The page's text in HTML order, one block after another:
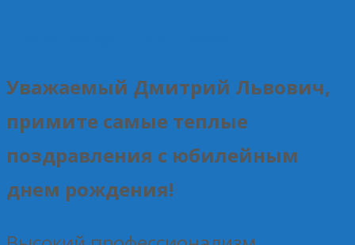
Уважаемый Дмитрий Львович,
примите самые теплые
поздравления с юбилейным
днем рождения!